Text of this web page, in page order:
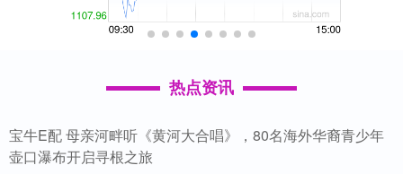
热点资讯
宝牛E配 母亲河畔听《黄河大合唱》，80名海外华裔青少年
壶口瀑布开启寻根之旅